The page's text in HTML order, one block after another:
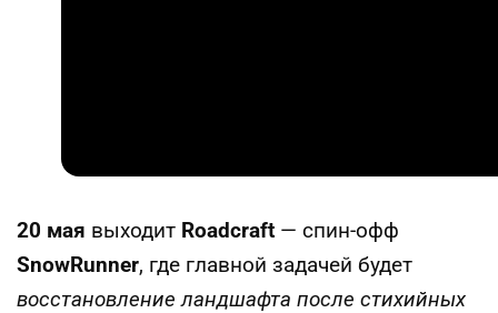
20 мая выходит Roadcraft — спин-офф
SnowRunner, где главной задачей будет
восстановление ландшафта после стихийных